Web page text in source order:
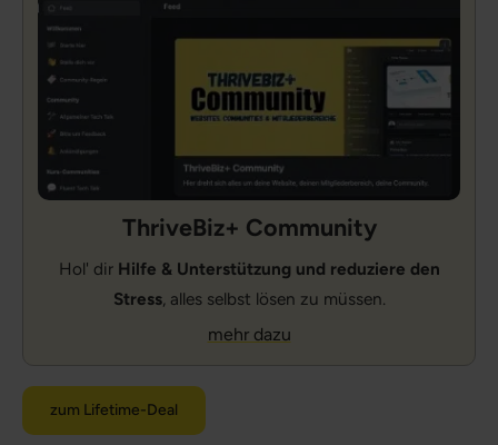
ThriveBiz+ Community
Hol' dir Hilfe & Unterstützung und reduziere den
Stress, alles selbst lösen zu müssen.
mehr dazu
zum Lifetime-Deal